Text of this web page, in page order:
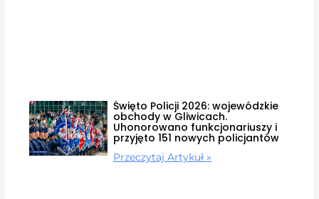
Święto Policji 2026: wojewódzkie
obchody w Gliwicach.
Uhonorowano funkcjonariuszy i
przyjęto 151 nowych policjantów
Przeczytaj Artykuł »